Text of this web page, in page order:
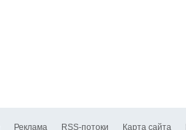
Реклама RSS-потоки Карта сайта